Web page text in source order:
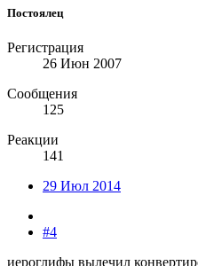
Постоялец
Регистрация
26 Июн 2007
Сообщения
125
Реакции
141
29 Июл 2014
#4
иероглифы вылечил